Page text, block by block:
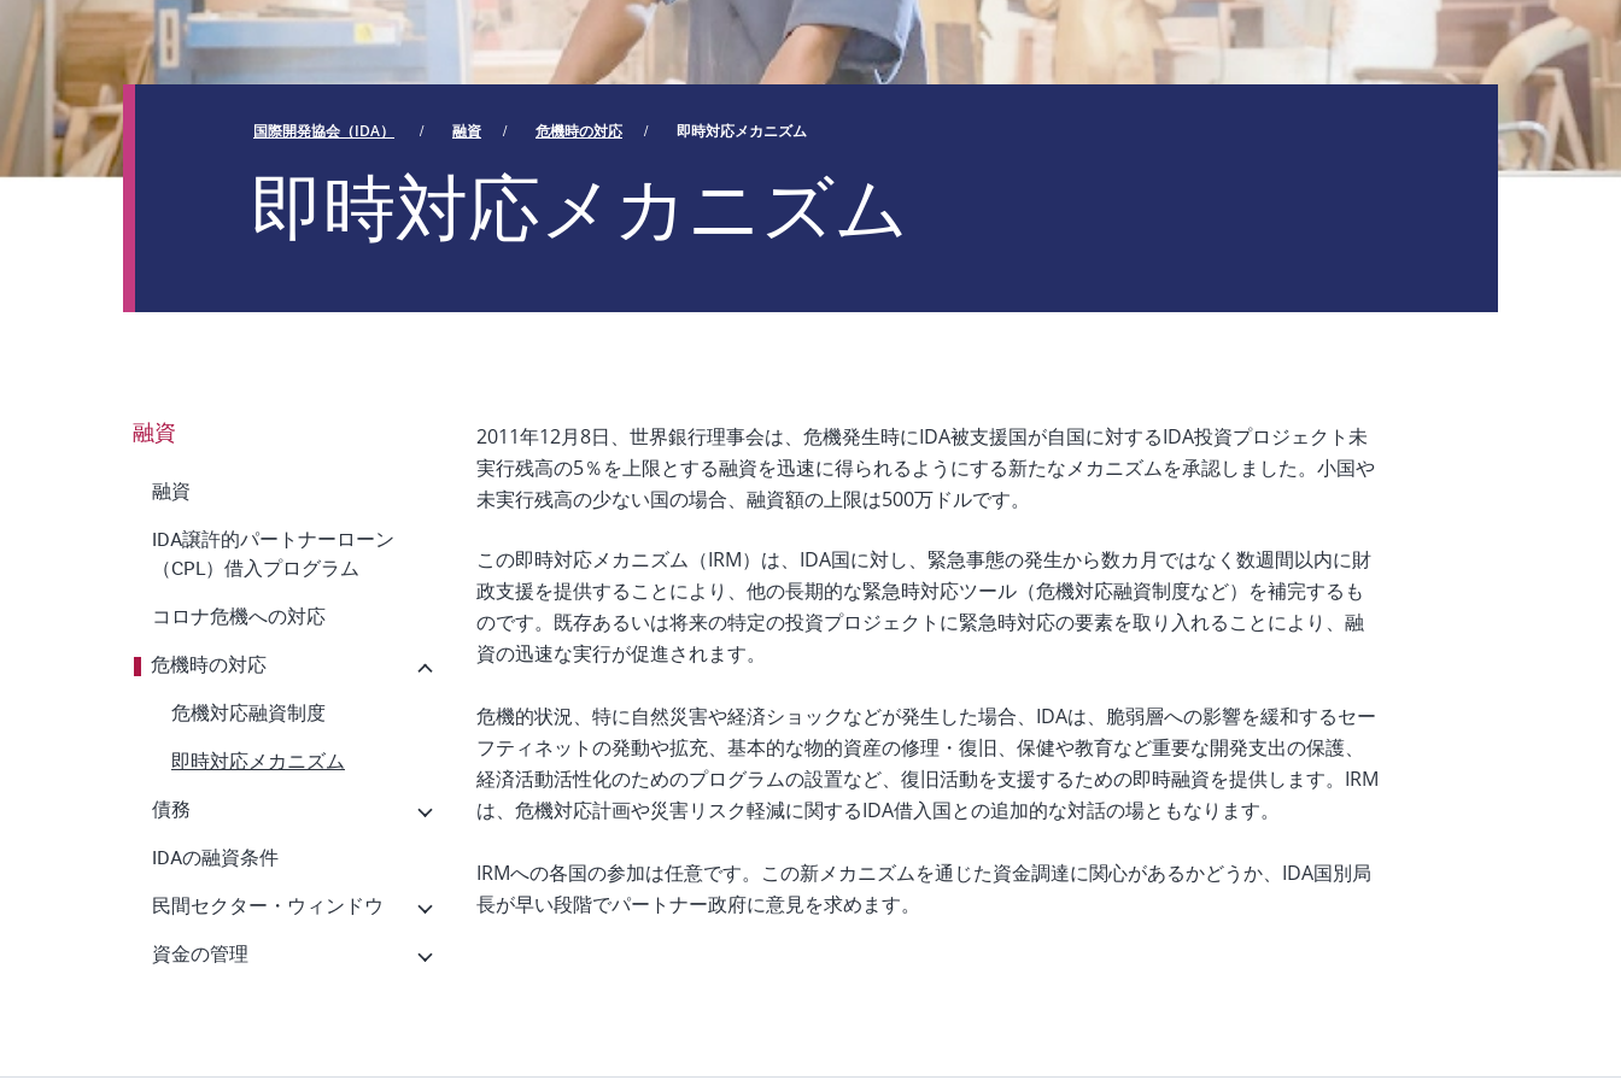
国際開発協会（IDA） 融資 危機時の対応 即時対応メカニズム
即時対応メカニズム
融資
融資
IDA譲許的パートナーローン
（CPL）借入プログラム
コロナ危機への対応
危機時の対応
危機対応融資制度
即時対応メカニズム
債務
IDAの融資条件
民間セクター・ウィンドウ
資金の管理
2011年12月8日、世界銀行理事会は、危機発生時にIDA被支援国が自国に対するIDA投資プロジェクト未
実行残高の5％を上限とする融資を迅速に得られるようにする新たなメカニズムを承認しました。小国や
未実行残高の少ない国の場合、融資額の上限は500万ドルです。
この即時対応メカニズム（IRM）は、IDA国に対し、緊急事態の発生から数カ月ではなく数週間以内に財
政支援を提供することにより、他の長期的な緊急時対応ツール（危機対応融資制度など）を補完するも
のです。既存あるいは将来の特定の投資プロジェクトに緊急時対応の要素を取り入れることにより、融
資の迅速な実行が促進されます。
危機的状況、特に自然災害や経済ショックなどが発生した場合、IDAは、脆弱層への影響を緩和するセー
フティネットの発動や拡充、基本的な物的資産の修理・復旧、保健や教育など重要な開発支出の保護、
経済活動活性化のためのプログラムの設置など、復旧活動を支援するための即時融資を提供します。IRM
は、危機対応計画や災害リスク軽減に関するIDA借入国との追加的な対話の場ともなります。
IRMへの各国の参加は任意です。この新メカニズムを通じた資金調達に関心があるかどうか、IDA国別局
長が早い段階でパートナー政府に意見を求めます。